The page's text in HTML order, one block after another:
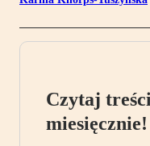
Czytaj
miesięcznie!